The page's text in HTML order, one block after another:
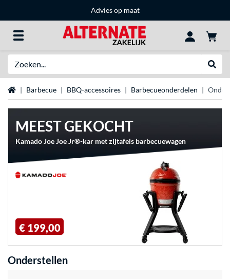
Advies op maat
Home Barbecue BBQ-accessoires Barbecueonderdelen
MEEST GEKOCHT
Kamado Joe Joe Jr®-kar met zijtafels barbecuewagen
€ 199,00
Onderstellen